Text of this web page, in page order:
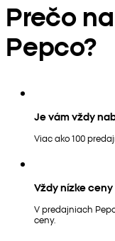
Prečo
Pepco?
Je vám vždy
Viac ako 100
Vždy nízke ceny
V predajniach
ceny.